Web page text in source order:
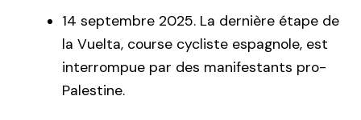
14 septembre 2025. La dernière étape de
la Vuelta, course cycliste espagnole, est
interrompue par des manifestants pro-
Palestine.